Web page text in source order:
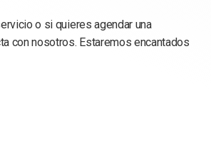
explicamos
cómo.
o si quieres agendar una
con nosotros. Estaremos encantados